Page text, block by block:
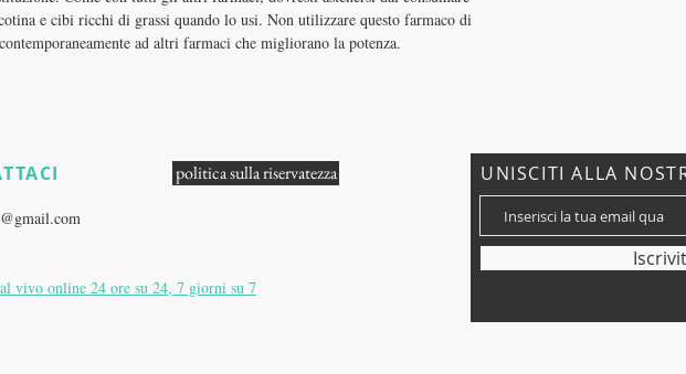
e cibi ricchi di grassi quando lo usi. Non utilizzare questo farmaco di
ad altri farmaci che migliorano la potenza.
vivo online 24 ore su 24, 7 giorni su 7
UNISCITI ALLA
politica sulla riservatezza